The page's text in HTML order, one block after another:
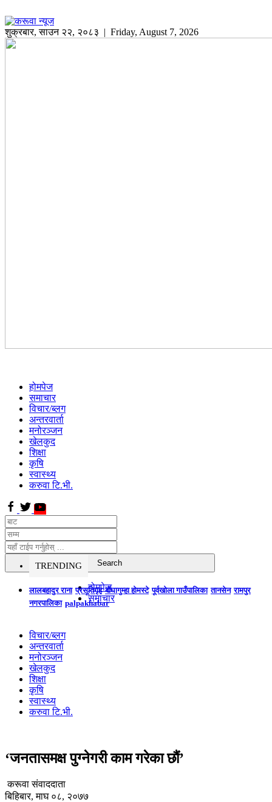
शुक्रबार,साउन २२, २०८३ | Friday, August 7, 2026
होमपेज
समाचार
विचार/ब्लग
अन्तरवार्ता
मनोरञ्जन
खेलकुद
शिक्षा
कृषि
स्वास्थ्य
करुवा टि.भी.
TRENDING
लालबहादुर राना प्रसूतिगृह बौघागुम्हा होमस्टे पूर्वखोला गाउँपालिका तानसेन रामपुर
नगरपालिका palpakhabar
होमपेज
समाचार
विचार/ब्लग
अन्तरवार्ता
मनोरञ्जन
खेलकुद
शिक्षा
कृषि
स्वास्थ्य
करुवा टि.भी.
‘जनतासमक्ष पुग्नेगरी काम गरेका छौं’
करूवा संवाददाता
बिहिबार, माघ ०८, २०७७